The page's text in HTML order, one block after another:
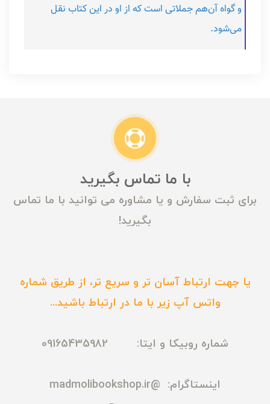
و گواه آن‌هم جملاتی است که از او در این کتاب نقل
می‌شود.
با ما تماس بگیرید
برای ثبت سفارش و یا مشاوره می توانید با ما تماس
بگیرید!
یا جهت ارتباط آسان تر و سریع تر، از طریق شماره
واتس آپ زیر با ما در ارتباط باشید...
شماره روبیکا و ایتا: 09165435982
اینستاگرام: @madmolibookshop.ir